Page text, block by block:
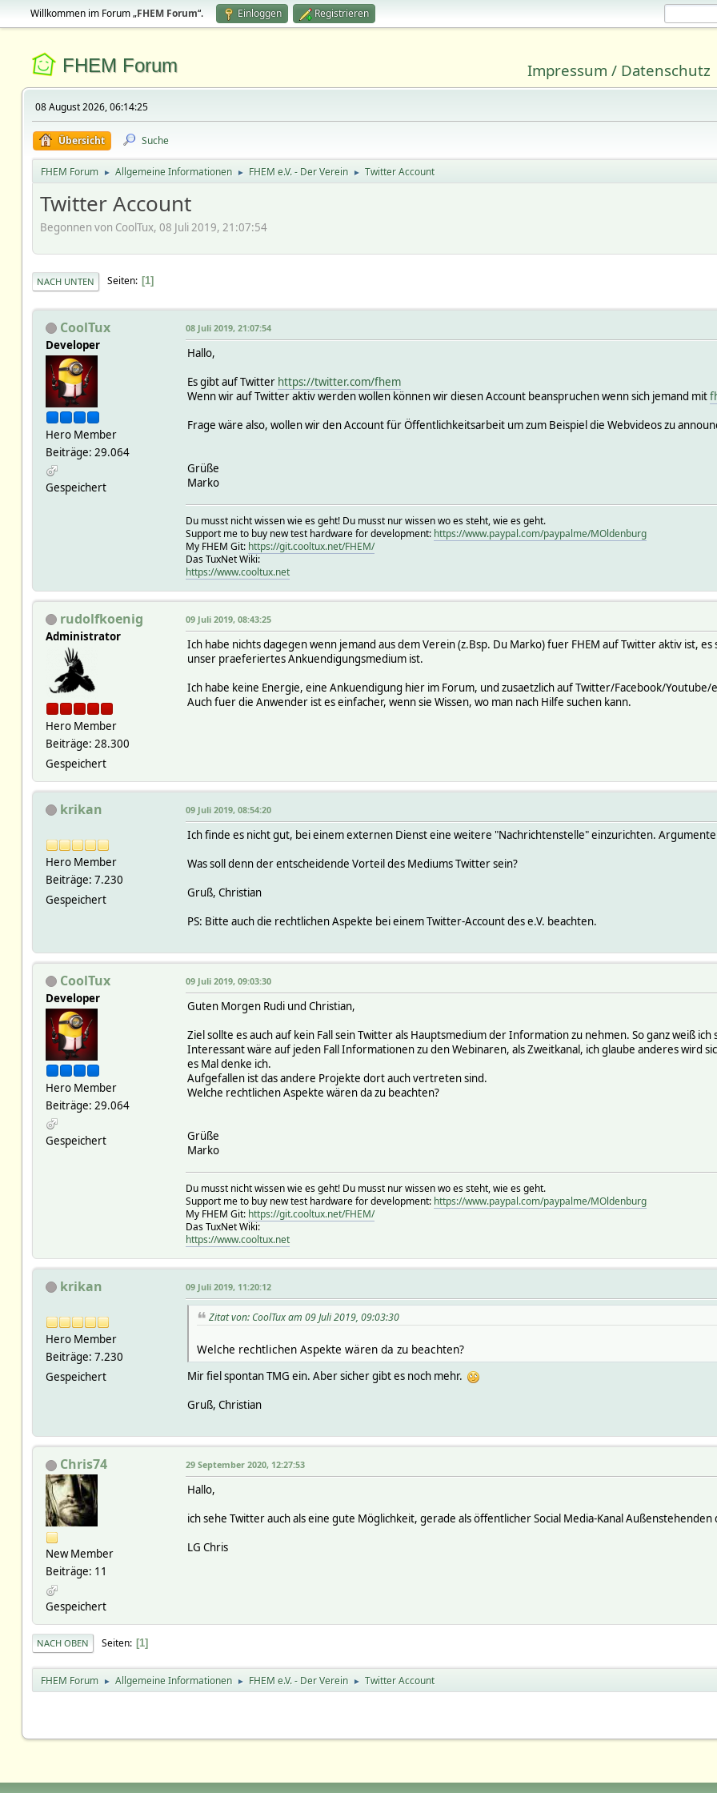
Willkommen im Forum „FHEM Forum“. Einloggen Registrieren
FHEM Forum Impressum / Datenschutz
08 August 2026, 06:14:25
Übersicht Suche
FHEM Forum ► Allgemeine Informationen ► FHEM e.V. - Der Verein ► Twitter Account
Twitter Account
Begonnen von CoolTux, 08 Juli 2019, 21:07:54
NACH UNTEN Seiten 1
CoolTux
Developer
Hero Member
Beiträge: 29.064
Gespeichert
08 Juli 2019, 21:07:54
Hallo,
Es gibt auf Twitter https://twitter.com/fhem
Wenn wir auf Twitter aktiv werden wollen können wir diesen Account beanspruchen wenn sich jemand mit
Frage wäre also, wollen wir den Account für Öffentlichkeitsarbeit um zum Beispiel die Webvideos zu
Grüße
Marko
Du musst nicht wissen wie es geht! Du musst nur wissen wo es steht, wie es geht.
Support me to buy new test hardware for development: https://www.paypal.com/paypalme/MOldenburg
My FHEM Git: https://git.cooltux.net/FHEM/
Das TuxNet Wiki:
https://www.cooltux.net
rudolfkoenig
Administrator
Hero Member
Beiträge: 28.300
Gespeichert
09 Juli 2019, 08:43:25
Ich habe nichts dagegen wenn jemand aus dem Verein (z.Bsp. Du Marko) fuer FHEM auf Twitter aktiv ist,
unser praeferiertes Ankuendigungsmedium ist.
Ich habe keine Energie, eine Ankuendigung hier im Forum, und zusaetzlich auf Twitter/Facebook/
Auch fuer die Anwender ist es einfacher, wenn sie Wissen, wo man nach Hilfe suchen kann.
krikan
Hero Member
Beiträge: 7.230
Gespeichert
09 Juli 2019, 08:54:20
Ich finde es nicht gut, bei einem externen Dienst eine weitere "Nachrichtenstelle" einzurichten.
Was soll denn der entscheidende Vorteil des Mediums Twitter sein?
Gruß, Christian
PS: Bitte auch die rechtlichen Aspekte bei einem Twitter-Account des e.V. beachten.
CoolTux
Developer
Hero Member
Beiträge: 29.064
Gespeichert
09 Juli 2019, 09:03:30
Guten Morgen Rudi und Christian,
Ziel sollte es auch auf kein Fall sein Twitter als Hauptsmedium der Information zu nehmen. So ganz weiß
Interessant wäre auf jeden Fall Informationen zu den Webinaren, als Zweitkanal, ich glaube anderes wird
es Mal denke ich.
Aufgefallen ist das andere Projekte dort auch vertreten sind.
Welche rechtlichen Aspekte wären da zu beachten?
Grüße
Marko
Du musst nicht wissen wie es geht! Du musst nur wissen wo es steht, wie es geht.
Support me to buy new test hardware for development: https://www.paypal.com/paypalme/MOldenburg
My FHEM Git: https://git.cooltux.net/FHEM/
Das TuxNet Wiki:
https://www.cooltux.net
krikan
Hero Member
Beiträge: 7.230
Gespeichert
09 Juli 2019, 11:20:12
Zitat von: CoolTux am 09 Juli 2019, 09:03:30
Welche rechtlichen Aspekte wären da zu beachten?
Mir fiel spontan TMG ein. Aber sicher gibt es noch mehr.
Gruß, Christian
Chris74
New Member
Beiträge: 11
Gespeichert
29 September 2020, 12:27:53
Hallo,
ich sehe Twitter auch als eine gute Möglichkeit, gerade als öffentlicher Social Media-Kanal Außenstehenden
LG Chris
NACH OBEN Seiten 1
FHEM Forum ► Allgemeine Informationen ► FHEM e.V. - Der Verein ► Twitter Account